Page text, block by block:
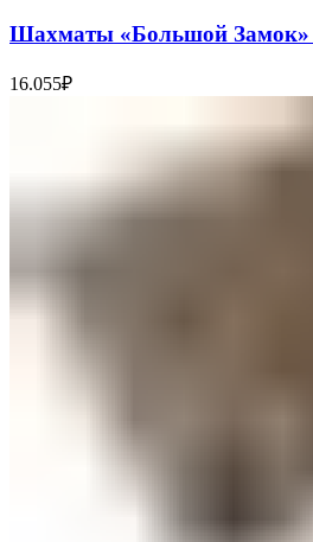
Шахматы «Большой Замок»
16.055₽